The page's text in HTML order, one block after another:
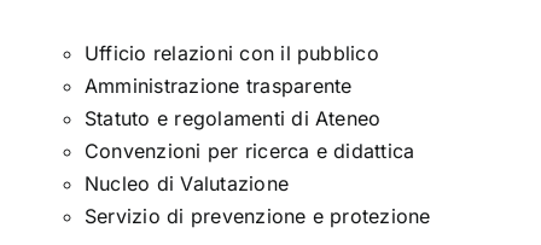
Ufficio relazioni con il pubblico
Amministrazione trasparente
Statuto e regolamenti di Ateneo
Convenzioni per ricerca e didattica
Nucleo di Valutazione
Servizio di prevenzione e protezione